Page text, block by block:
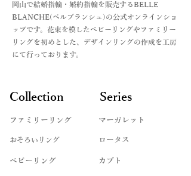
​岡山で結婚指輪・婚約指輪を販売するBELLE
BLANCHE(ベルブランシュ)の公式オンラインショ
ップです。花束を模したベビーリングやファミリー
リングを初めとした、デザインリングの作成を工房
にて行っております。
Collection Series
ファミリーリング マーガレット
​おそろいリング ロータス
ベビーリング カブト